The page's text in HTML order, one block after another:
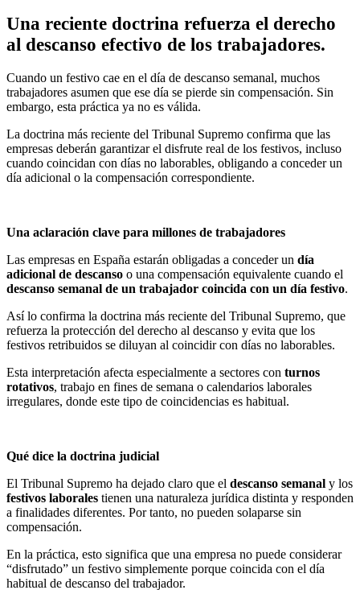
Una reciente doctrina refuerza el derecho
al descanso efectivo de los trabajadores.
Cuando un festivo cae en el día de descanso semanal, muchos
trabajadores asumen que ese día se pierde sin compensación. Sin
embargo, esta práctica ya no es válida.
La doctrina más reciente del Tribunal Supremo confirma que las
empresas deberán garantizar el disfrute real de los festivos, incluso
cuando coincidan con días no laborables, obligando a conceder un
día adicional o la compensación correspondiente.
Una aclaración clave para millones de trabajadores
Las empresas en España estarán obligadas a conceder un día
adicional de descanso o una compensación equivalente cuando el
descanso semanal de un trabajador coincida con un día festivo.
Así lo confirma la doctrina más reciente del Tribunal Supremo, que
refuerza la protección del derecho al descanso y evita que los
festivos retribuidos se diluyan al coincidir con días no laborables.
Esta interpretación afecta especialmente a sectores con turnos
rotativos, trabajo en fines de semana o calendarios laborales
irregulares, donde este tipo de coincidencias es habitual.
Qué dice la doctrina judicial
El Tribunal Supremo ha dejado claro que el descanso semanal y los
festivos laborales tienen una naturaleza jurídica distinta y responden
a finalidades diferentes. Por tanto, no pueden solaparse sin
compensación.
En la práctica, esto significa que una empresa no puede considerar
“disfrutado” un festivo simplemente porque coincida con el día
habitual de descanso del trabajador.